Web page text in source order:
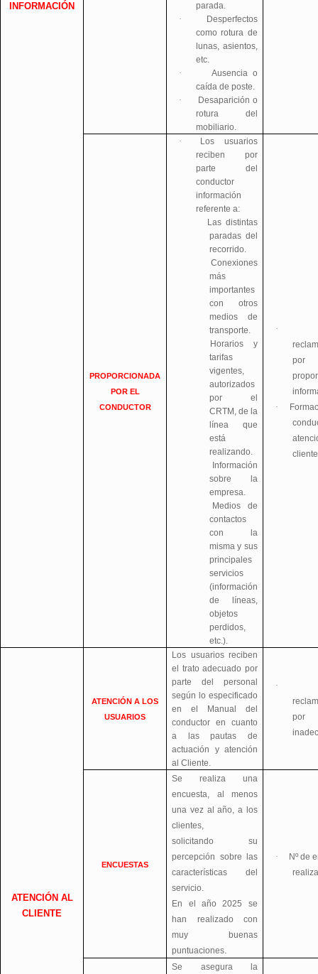
INFORMACIÓN
parada.
·
Desperfectos
como rotura de
lunas, asientos,
etc.
·
Ausencia o
caída de poste.
·
Desaparición o
rotura del
mobiliario.
PROPORCIONADA
POR EL
CONDUCTOR
·
Los usuarios
reciben por
parte del
conductor
información
referente a:
Las distintas
paradas del
recorrido.
Conexiones
más
importantes
con otros
medios de
transporte.
Horarios y
tarifas
vigentes,
autorizados
por el
CRTM, de la
línea que
está
realizando.
Información
sobre la
empresa.
Medios de
contactos
con la
misma y sus
principales
servicios
(información
de líneas,
objetos
perdidos,
etc.).
·
·
cliente
ATENCIÓN AL
CLIENTE
ATENCIÓN A LOS
USUARIOS
Los usuarios reciben
el trato adecuado por
parte del personal
según lo especificado
en el Manual del
conductor en cuanto
a las pautas de
actuación y atención
al Cliente.
·
por
ENCUESTAS
Se realiza una
encuesta, al menos
una vez al año, a los
clientes,
solicitando su
percepción sobre las
características del
servicio.
En el año 2025 se
han realizado con
muy buenas
puntuaciones.
·
Nº de
Se asegura la